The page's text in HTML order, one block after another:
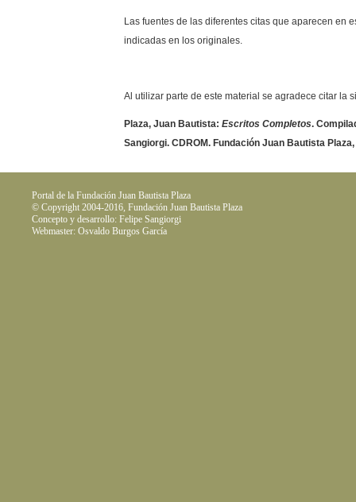
Las fuentes de las diferentes citas que aparecen en
indicadas en los originales.
Al utilizar parte de este material se agradece citar la
Plaza, Juan Bautista: Escritos Completos.
Sangiorgi. CDROM. Fundación Juan Bautista
Portal de la Fundación Juan Bautista Plaza
© Copyright 2004-2016, Fundación Juan Bautista Plaza
Concepto y desarrollo: Felipe Sangiorgi
Webmaster: Osvaldo Burgos García